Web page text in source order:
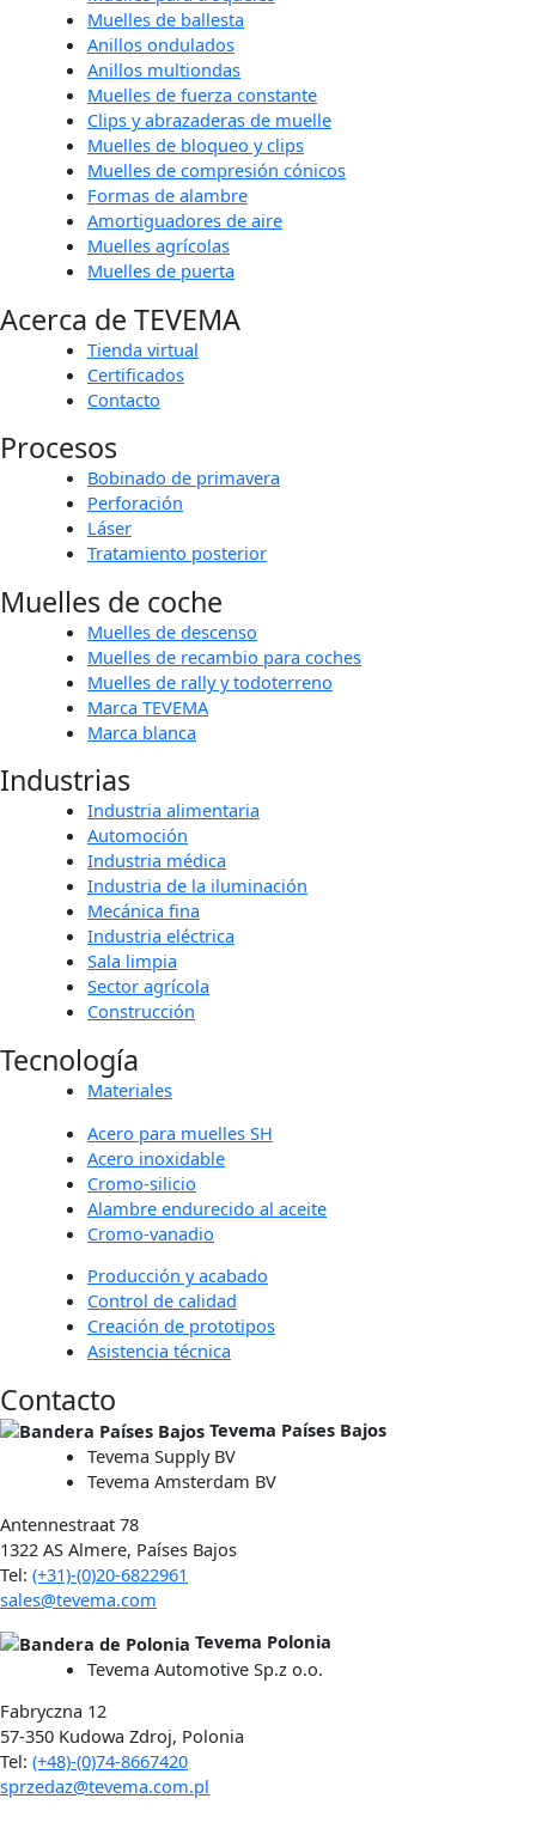
Muelles de ballesta
Anillos ondulados
Anillos multiondas
Muelles de fuerza constante
Clips y abrazaderas de muelle
Muelles de bloqueo y clips
Muelles de compresión cónicos
Formas de alambre
Amortiguadores de aire
Muelles agrícolas
Muelles de puerta
Acerca de TEVEMA
Tienda virtual
Certificados
Contacto
Procesos
Bobinado de primavera
Perforación
Láser
Tratamiento posterior
Muelles de coche
Muelles de descenso
Muelles de recambio para coches
Muelles de rally y todoterreno
Marca TEVEMA
Marca blanca
Industrias
Industria alimentaria
Automoción
Industria médica
Industria de la iluminación
Mecánica fina
Industria eléctrica
Sala limpia
Sector agrícola
Construcción
Tecnología
Materiales
Acero para muelles SH
Acero inoxidable
Cromo-silicio
Alambre endurecido al aceite
Cromo-vanadio
Producción y acabado
Control de calidad
Creación de prototipos
Asistencia técnica
Contacto
Tevema Países Bajos
Tevema Supply BV
Tevema Amsterdam BV
Antennestraat 78
1322 AS Almere, Países Bajos
Tel: (+31)-(0)20-6822961
sales@tevema.com
Tevema Polonia
Tevema Automotive Sp.z o.o.
Fabryczna 12
57-350 Kudowa Zdroj, Polonia
Tel: (+48)-(0)74-8667420
sprzedaz@tevema.com.pl